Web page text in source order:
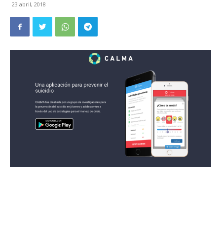
23 abril, 2018